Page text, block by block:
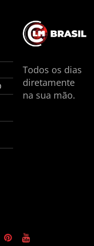
Todos os dias
diretamente
na sua mão.